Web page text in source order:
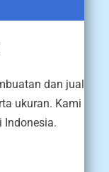
dan jual
ukuran. Kami
Indonesia.